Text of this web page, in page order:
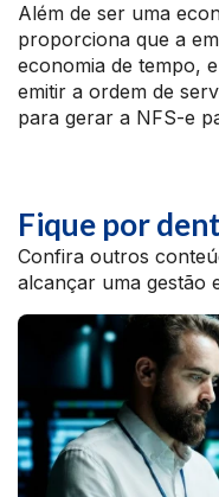
Além de ser uma
proporciona que a
economia de tempo,
emitir a ordem de
para gerar a NFS-e
Fique por
Confira outros
alcançar uma gestão